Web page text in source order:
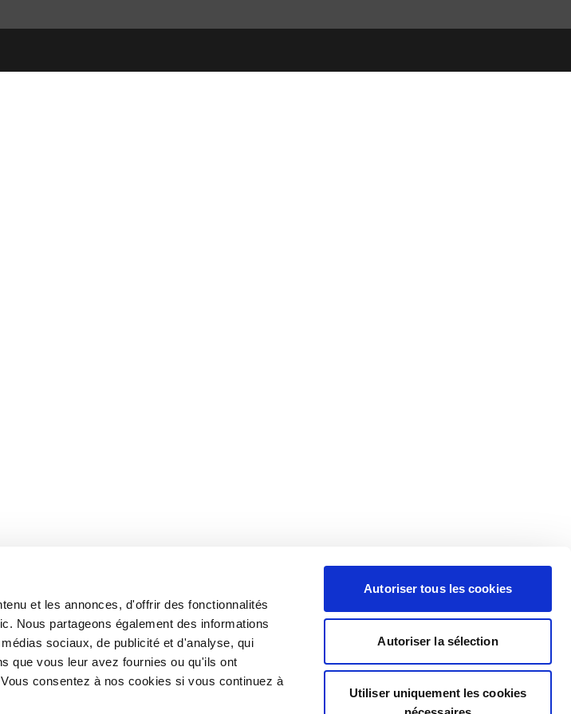
et les annonces, d'offrir des fonctionnalités
Nous partageons également des informations
sociaux, de publicité et d'analyse, qui
que vous leur avez fournies ou qu'ils ont
consentez à nos cookies si vous continuez à
Autoriser tous les cookies
Autoriser la sélection
Utiliser uniquement les cookies